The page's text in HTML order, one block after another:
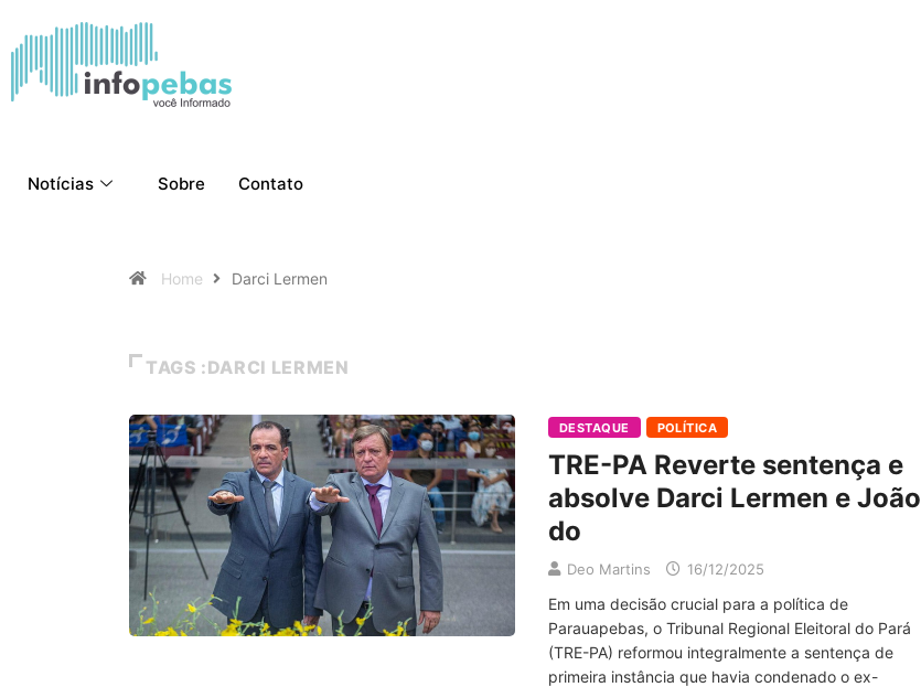
Notícias Sobre Contato
Home Darci Lermen
TAGS :DARCI LERMEN
DESTAQUE POLÍTICA
TRE-PA Reverte sentença e
absolve Darci Lermen e João
do
Deo Martins 16/12/2025
Em uma decisão crucial para a política de
Parauapebas, o Tribunal Regional Eleitoral do Pará
(TRE-PA) reformou integralmente a sentença de
primeira instância que havia condenado o ex-